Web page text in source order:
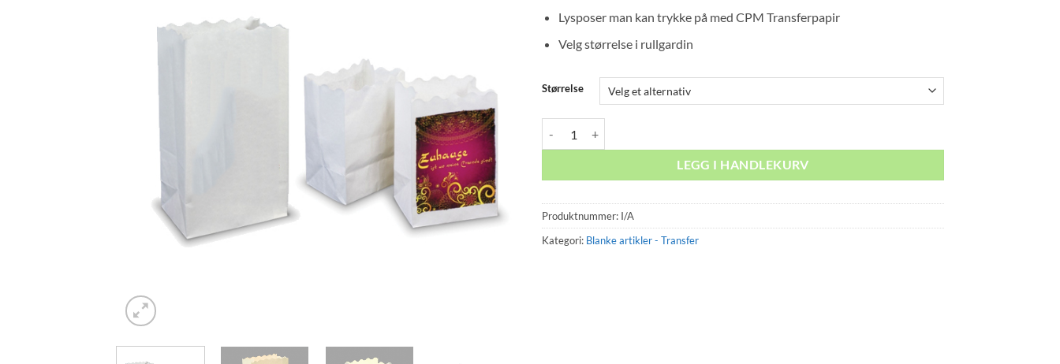
til
kr 16.20
Lysposer man kan trykke på med CPM Transferpapir
Velg størrelse i rullgardin
Størrelse
LEGG I HANDLEKURV
Produktnummer: I/A
Kategori: Blanke artikler - Transfer